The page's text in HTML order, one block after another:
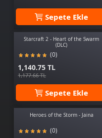
Sepete Ekle
Starcraft 2 - Heart of the Swarm
(DLC)
(0)
1,140.75 TL
1,177.66 TL
Sepete Ekle
Heroes of the Storm - Jaina
(0)